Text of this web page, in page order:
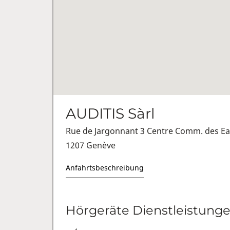
AUDITIS Sàrl
Rue de Jargonnant 3 Centre Comm. des
1207 Genève
Anfahrtsbeschreibung
Hörgeräte